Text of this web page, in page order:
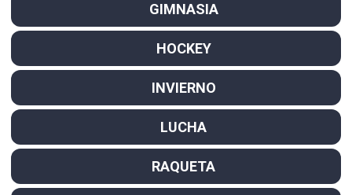
GIMNASIA
HOCKEY
INVIERNO
LUCHA
RAQUETA